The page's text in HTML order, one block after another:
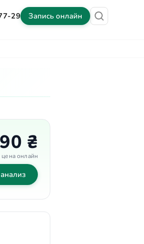
29 Запись онлайн
₴
цена онлайн